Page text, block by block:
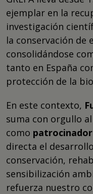
ejemplar en la
investigación
la conservación de
consolidándose
tanto en España
protección de la
En este contexto,
suma con orgullo al
como
directa el
conservación,
sensibilización
refuerza nuestro